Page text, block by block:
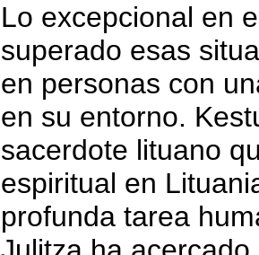
Lo excepcional en
superado esas
en personas con
en su entorno.
sacerdote lituano
espiritual en
profunda tarea